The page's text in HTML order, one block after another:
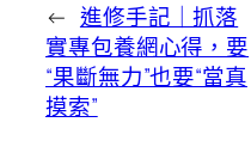
← 進修手記｜抓落
實專包養網心得，要
“果斷無力”也要“當真
摸索”